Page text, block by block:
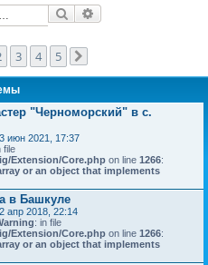
Поиск
3 4 5
"Черноморский" в с.
июн 2021, 17:37
file
Extension/Core.php on line 1266:
or an object that implements
в Башкуле
апр 2018, 22:14
: in file
Extension/Core.php on line 1266:
or an object that implements